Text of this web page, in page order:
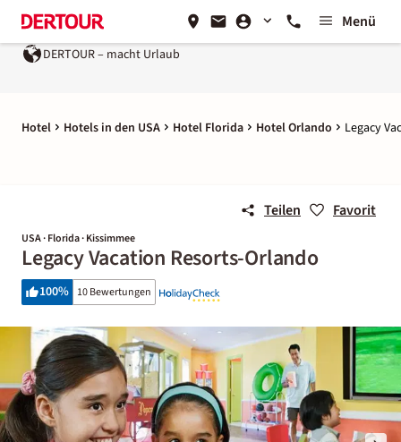
Menü
DERTOUR – macht Urlaub
Hotel Hotels in den USA Hotel Florida Hotel Orlando Legacy
Teilen Favorit
USA · Florida · Kissimmee
Legacy Vacation Resorts-Orlando
100% 10 Bewertungen